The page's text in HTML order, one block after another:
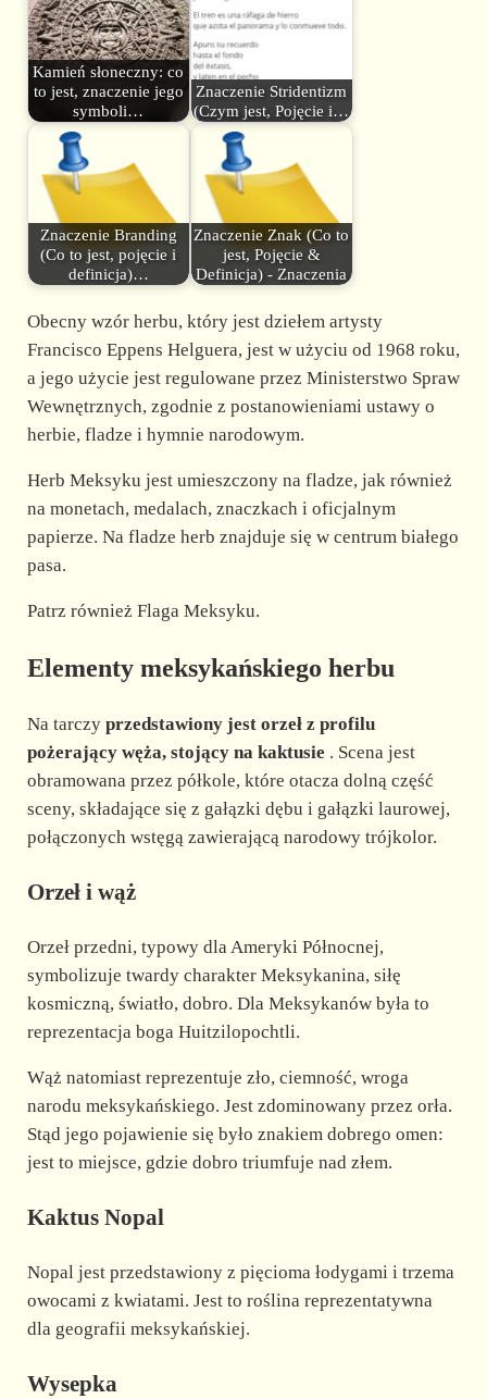
Kamień słoneczny: co
to jest, znaczenie jego
symboli…
Znaczenie Stridentizm
(Czym jest, Pojęcie i…
Znaczenie Branding
(Co to jest, pojęcie i
definicja)…
Znaczenie Znak (Co to
jest, Pojęcie &
Definicja) - Znaczenia
Obecny wzór herbu, który jest dziełem artysty
Francisco Eppens Helguera, jest w użyciu od 1968 roku,
a jego użycie jest regulowane przez Ministerstwo Spraw
Wewnętrznych, zgodnie z postanowieniami ustawy o
herbie, fladze i hymnie narodowym.
Herb Meksyku jest umieszczony na fladze, jak również
na monetach, medalach, znaczkach i oficjalnym
papierze. Na fladze herb znajduje się w centrum białego
pasa.
Patrz również Flaga Meksyku.
Elementy meksykańskiego herbu
Na tarczy przedstawiony jest orzeł z profilu
pożerający węża, stojący na kaktusie . Scena jest
obramowana przez półkole, które otacza dolną część
sceny, składające się z gałązki dębu i gałązki laurowej,
połączonych wstęgą zawierającą narodowy trójkolor.
Orzeł i wąż
Orzeł przedni, typowy dla Ameryki Północnej,
symbolizuje twardy charakter Meksykanina, siłę
kosmiczną, światło, dobro. Dla Meksykanów była to
reprezentacja boga Huitzilopochtli.
Wąż natomiast reprezentuje zło, ciemność, wroga
narodu meksykańskiego. Jest zdominowany przez orła.
Stąd jego pojawienie się było znakiem dobrego omen:
jest to miejsce, gdzie dobro triumfuje nad złem.
Kaktus Nopal
Nopal jest przedstawiony z pięcioma łodygami i trzema
owocami z kwiatami. Jest to roślina reprezentatywna
dla geografii meksykańskiej.
Wysepka